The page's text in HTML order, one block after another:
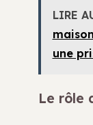
LIRE
une
Le rôle